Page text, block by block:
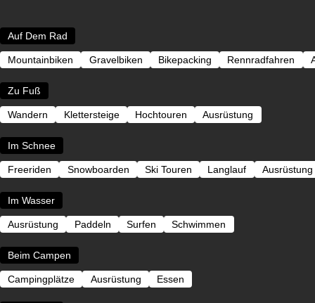
Auf Dem Rad
Mountainbiken Gravelbiken Bikepacking Rennradfahren
Zu Fuß
Wandern Klettersteige Hochtouren Ausrüstung
Im Schnee
Freeriden Snowboarden Ski Touren Langlauf Ausrüstung
Im Wasser
Ausrüstung Paddeln Surfen Schwimmen
Beim Campen
Campingplätze Ausrüstung Essen